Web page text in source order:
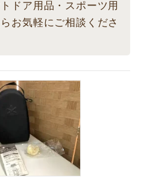
ドア用品・スポーツ用
お気軽にご相談くださ